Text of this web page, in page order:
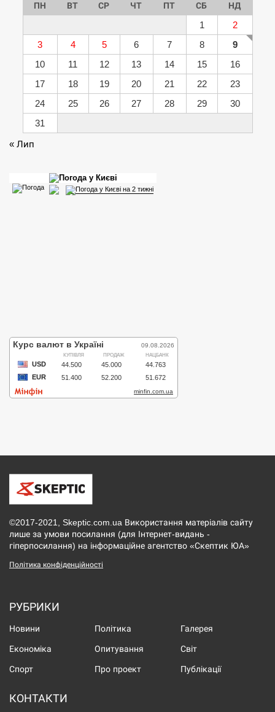
ПН ВТ СР ЧТ ПТ СБ НД
1
2
3
4 5 6 7 8
9
10
11 12 13 14 15
16
17
18 19 20 21 22
23
24
25 26 27 28 29
30
31
« Лип
©2017-2021, Skeptic.com.ua Використання матеріалів сайту
лише за умови посилання (для Інтернет-видань -
гіперпосилання) на інформаційне агентство «Скептик ЮА»
Політика конфіденційності
РУБРИКИ
Новини Політика Галерея
Економіка Опитування Світ
Спорт Про проект Публікації
КОНТАКТИ